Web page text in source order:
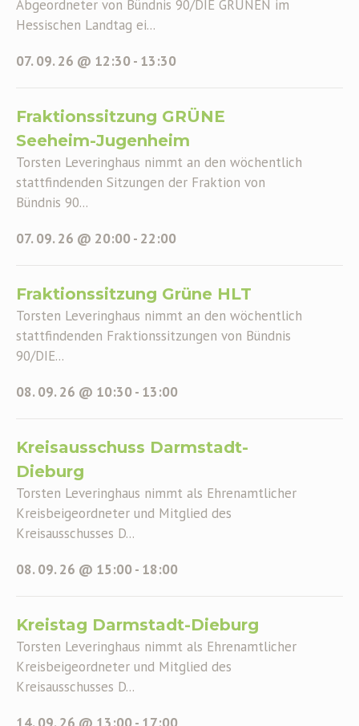
Abgeordneter von Bündnis 90/DIE GRÜNEN im
Hessischen Landtag ei...
07. 09. 26 @ 12:30- 13:30
Fraktionssitzung GRÜNE
Seeheim-Jugenheim
Torsten Leveringhaus nimmt an den wöchentlich
stattfindenden Sitzungen der Fraktion von
Bündnis 90...
07. 09. 26 @ 20:00- 22:00
Fraktionssitzung Grüne HLT
Torsten Leveringhaus nimmt an den wöchentlich
stattfindenden Fraktionssitzungen von Bündnis
90/DIE...
08. 09. 26 @ 10:30- 13:00
Kreisausschuss Darmstadt-
Dieburg
Torsten Leveringhaus nimmt als Ehrenamtlicher
Kreisbeigeordneter und Mitglied des
Kreisausschusses D...
08. 09. 26 @ 15:00- 18:00
Kreistag Darmstadt-Dieburg
Torsten Leveringhaus nimmt als Ehrenamtlicher
Kreisbeigeordneter und Mitglied des
Kreisausschusses D...